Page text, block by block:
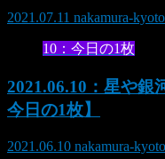
2021.07.11 nakamura-kyoto
10：今日の1枚
2021.06.10：星や銀
今日の1枚】
2021.06.10 nakamura-kyoto